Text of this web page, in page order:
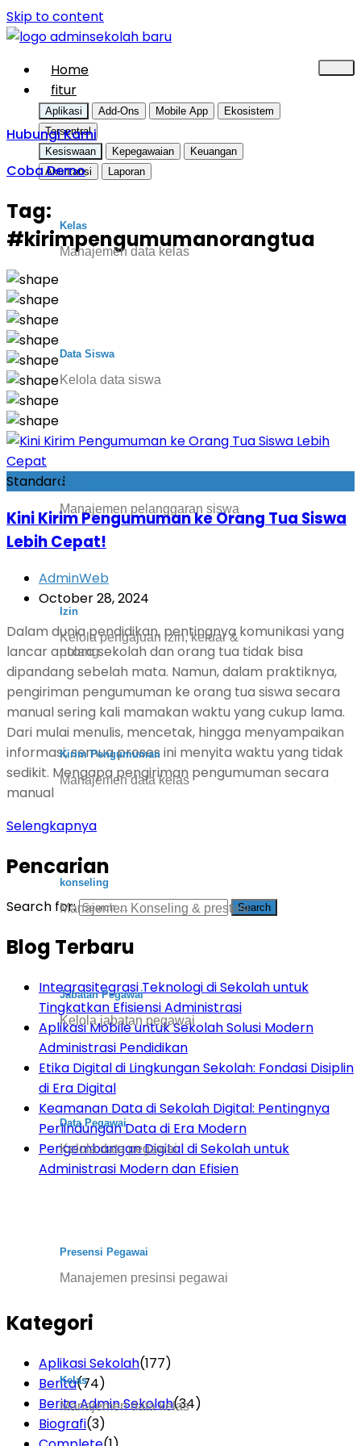
Skip to content
Home
fitur
Aplikasi Add-Ons Mobile App
Ekosistem
Tersentral
Kesiswaan
Kepegawaian
Keuangan
Akuntansi
Laporan
Kelas
Manajemen data kelas
Data Siswa
Kelola data siswa
Pelanggaran
Manajemen pelanggaran siswa
Izin
Kelola pengajuan izin, keluar &
pulang
Kirim Pengumuman
Manajemen data kelas
konseling
Manajemen Konseling & prestasi
Jabatan Pegawai
Kelola jabatan pegawai
Data Pegawai
Kelola data pegawai
Presensi Pegawai
Manajemen presinsi pegawai
Kelas
Manajemen data kelas
Hubungi Kami
Coba Demo
Tag:
#kirimpengumumanorangtua
Standard
Kini Kirim Pengumuman ke Orang Tua Siswa
Lebih Cepat!
AdminWeb
October 28, 2024
Dalam dunia pendidikan, pentingnya komunikasi yang
lancar antara sekolah dan orang tua tidak bisa
dipandang sebelah mata. Namun, dalam praktiknya,
pengiriman pengumuman ke orang tua siswa secara
manual sering kali mamakan waktu yang cukup lama.
Dari mulai menulis, mencetak, hingga menyampaikan
informasi, semua proses ini menyita waktu yang tidak
sedikit. Mengapa pengiriman pengumuman secara
manual
Selengkapnya
Pencarian
Search for:
Blog Terbaru
Integrasitegrasi Teknologi di Sekolah untuk
Tingkatkan Efisiensi Administrasi
Aplikasi Mobile untuk Sekolah Solusi Modern
Administrasi Pendidikan
Etika Digital di Lingkungan Sekolah: Fondasi Disiplin
di Era Digital
Keamanan Data di Sekolah Digital: Pentingnya
Perlindungan Data di Era Modern
Pengembangan Digital di Sekolah untuk
Administrasi Modern dan Efisien
Kategori
Aplikasi Sekolah(177)
Berita(74)
Berita Admin Sekolah(34)
Biografi(3)